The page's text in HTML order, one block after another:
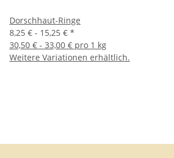
Dorschhaut-Ringe
8,25 € - 15,25 € *
30,50 € - 33,00 € pro 1 kg
Weitere Variationen erhältlich.